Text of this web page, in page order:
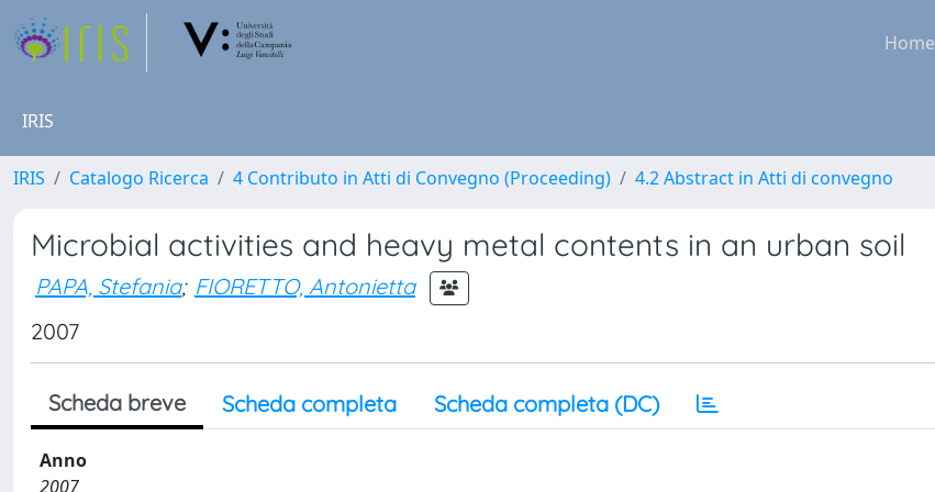
Home
IRIS
IRIS Catalogo Ricerca 4 Contributo in Atti di Convegno (Proceeding) 4.2 Abstract in Atti di convegno
Microbial activities and heavy metal contents in an urban soil
PAPA, Stefania; FIORETTO, Antonietta
2007
Scheda breve Scheda completa Scheda completa (DC)
Anno
2007